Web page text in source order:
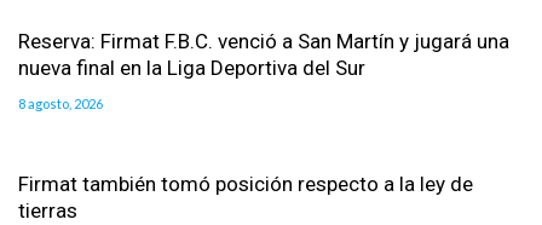
Reserva: Firmat F.B.C. venció a San Martín y jugará una
nueva final en la Liga Deportiva del Sur
8 agosto, 2026
Firmat también tomó posición respecto a la ley de
tierras